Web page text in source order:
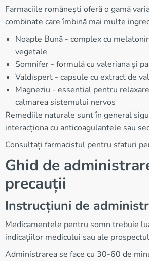
Farmaciile românești oferă o gamă
combinate care îmbină mai multe
Noapte Bună - complex cu
vegetale
Somnifer - formulă cu valeriana și
Valdispert - capsule cu extract de
Magneziu - essential pentru
calmarea sistemului nervos
Remediile naturale sunt în general
interacționa cu anticoagulantele sau
Consultați farmacistul pentru sfaturi
Ghid de
precauții
Instrucțiuni de
Medicamentele pentru somn trebuie
indicațiilor medicului sau ale
Administrarea se face cu 30-60 de